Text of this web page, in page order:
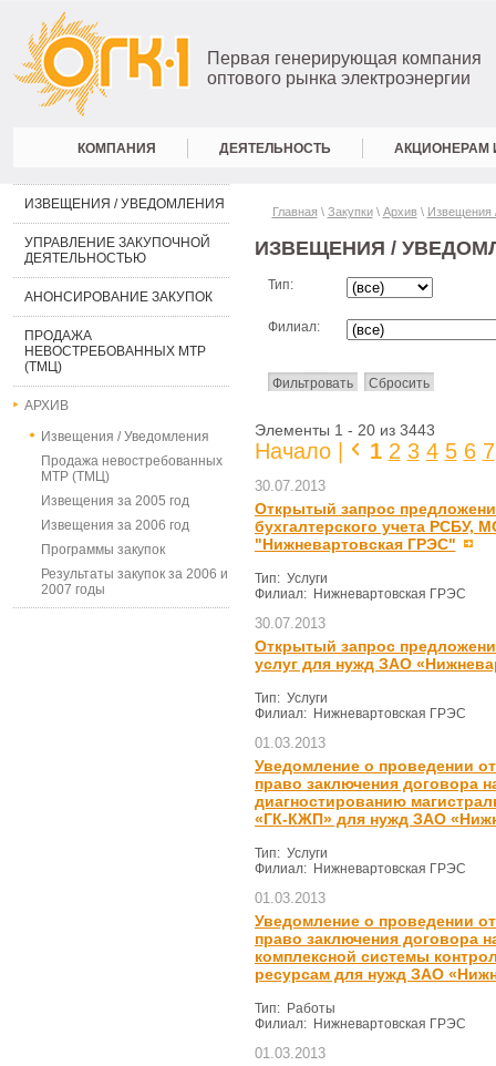
Первая генерирующая компания
оптового рынка электроэнергии
КОМПАНИЯ ДЕЯТЕЛЬНОСТЬ АКЦИОНЕРАМ
ИЗВЕЩЕНИЯ / УВЕДОМЛЕНИЯ
УПРАВЛЕНИЕ ЗАКУПОЧНОЙ
ДЕЯТЕЛЬНОСТЬЮ
АНОНСИРОВАНИЕ ЗАКУПОК
ПРОДАЖА
НЕВОСТРЕБОВАННЫХ МТР
(ТМЦ)
АРХИВ
Извещения / Уведомления
Продажа невостребованных
МТР (ТМЦ)
Извещения за 2005 год
Извещения за 2006 год
Программы закупок
Результаты закупок за 2006 и
2007 годы
Главная \ Закупки\ Архив\ Извещения
ИЗВЕЩЕНИЯ /
Тип:
Филиал:
Элементы 1 - 20 из 3443
Начало | 1 2 3 4 5 6 7
30.07.2013
Открытый запрос
бухгалтерского учета РСБУ,
"Нижневартовская ГРЭС"
Тип: Услуги
Филиал: Нижневартовская ГРЭС
30.07.2013
Открытый запрос
услуг для нужд ЗАО
Тип: Услуги
Филиал: Нижневартовская ГРЭС
01.03.2013
Уведомление о проведении
право заключения договора
диагностированию
«ГК-КЖП» для нужд ЗАО
Тип: Услуги
Филиал: Нижневартовская ГРЭС
01.03.2013
Уведомление о проведении
право заключения договора
комплексной системы
ресурсам для нужд ЗАО
Тип: Работы
Филиал: Нижневартовская ГРЭС
01.03.2013